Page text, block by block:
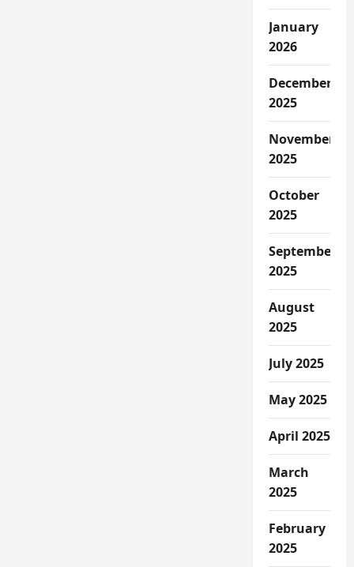
January
2026
December
2025
November
2025
October
2025
September
2025
August
2025
July 2025
May 2025
April 2025
March
2025
February
2025